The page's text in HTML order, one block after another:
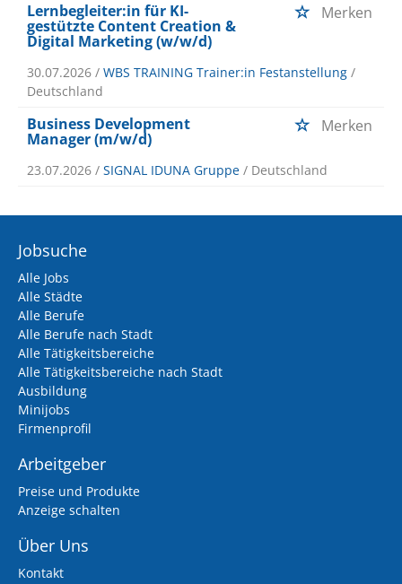
Lernbegleiter:in für KI-
gestützte Content Creation &
Digital Marketing (w/w/d)
Merken
30.07.2026 / WBS TRAINING Trainer:in Festanstellung /
Deutschland
Business Development
Manager (m/w/d)
Merken
23.07.2026 / SIGNAL IDUNA Gruppe / Deutschland
Jobsuche
Alle Jobs
Alle Städte
Alle Berufe
Alle Berufe nach Stadt
Alle Tätigkeitsbereiche
Alle Tätigkeitsbereiche nach Stadt
Ausbildung
Minijobs
Firmenprofil
Arbeitgeber
Preise und Produkte
Anzeige schalten
Über Uns
Kontakt